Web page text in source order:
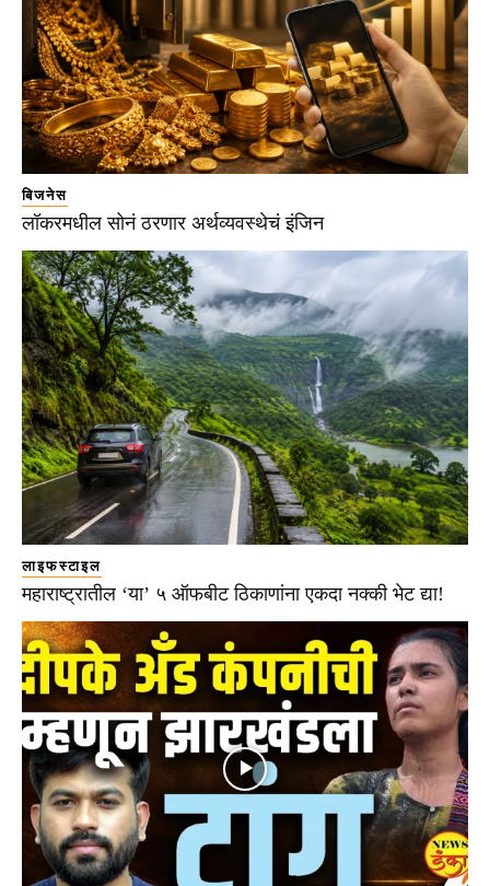
बिजनेस
लॉकरमधील सोनं ठरणार अर्थव्यवस्थेचं इंजिन
लाइफस्टाइल
महाराष्ट्रातील ‘या’ ५ ऑफबीट ठिकाणांना एकदा नक्की भेट द्या!